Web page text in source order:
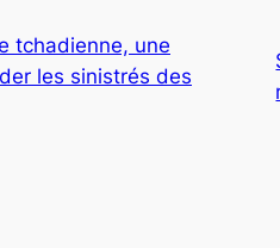
tchadienne, une
les sinistrés des